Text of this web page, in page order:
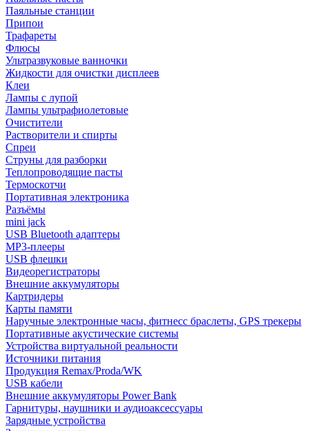
Паяльные станции
Припои
Трафареты
Флюсы
Ультразвуковые ванночки
Жидкости для очистки дисплеев
Клеи
Лампы с лупой
Лампы ультрафиолетовые
Очистители
Растворители и спирты
Спреи
Струны для разборки
Теплопроводящие пасты
Термоскотчи
Портативная электроника
Разъёмы
mini jack
USB Bluetooth адаптеры
MP3-плееры
USB флешки
Видеорегистраторы
Внешние аккумуляторы
Картридеры
Карты памяти
Наручные электронные часы, фитнесс браслеты, GPS трекеры
Портативные акустические системы
Устройства виртуальной реальности
Источники питания
Продукция Remax/Proda/WK
USB кабели
Внешние аккумуляторы Power Bank
Гарнитуры, наушники и аудиоаксессуары
Зарядные устройства